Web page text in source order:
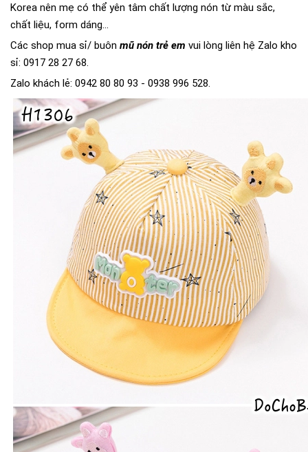
Korea nên mẹ có thể yên tâm chất lượng nón từ màu sắc,
chất liệu, form dáng...
Các shop mua sỉ/ buôn mũ nón trẻ em vui lòng liên hệ Zalo kho
sỉ: 0917 28 27 68.
Zalo khách lẻ: 0942 80 80 93 - 0938 996 528.